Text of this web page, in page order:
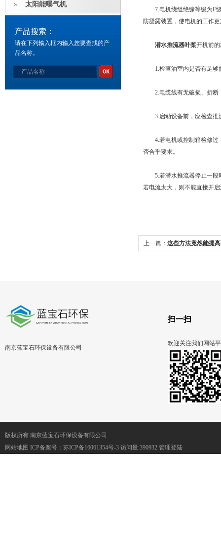
太阳能曝气机
产品搜索：
请在下列输入框内输入您要查找的产
品名称。
7.电机绕组绝缘等级为F级
防凝露装置，使电机的工作
潜水推流器叶桨开机前
1.检查油室内是否有足够
2.电缆线有无破损、折断
3.启动设备前，应检查推
4.若电机或控制箱检修过，
否合乎要求。
5.若潜水推流器停止一段时
若电流太大，则不能直接开
上一篇： 这些方法竟然能提
南京蓝宝石环保设备有限公司
扫一扫
欢迎关注我们网站
版权所有 南京蓝宝石环保设备有限公司
网站地图 ICP备案号： 苏ICP备16061354号-3 访问量:390932 管理登陆